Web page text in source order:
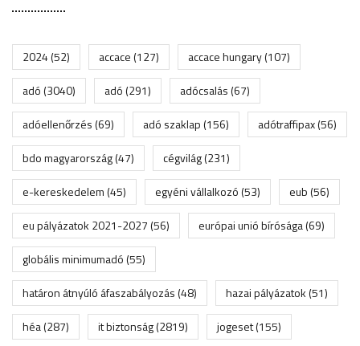
2024(52) accace(127) accace hungary(107)
adó(3040) adó(291) adócsalás(67)
adóellenőrzés(69) adó szaklap(156) adótraffipax(56)
bdo magyarország(47) cégvilág(231)
e-kereskedelem(45) egyéni vállalkozó(53) eub(56)
eu pályázatok 2021-2027(56) európai unió bírósága(69)
globális minimumadó(55)
határon átnyúló áfaszabályozás(48) hazai pályázatok(51)
héa(287) it biztonság(2819) jogeset(155)